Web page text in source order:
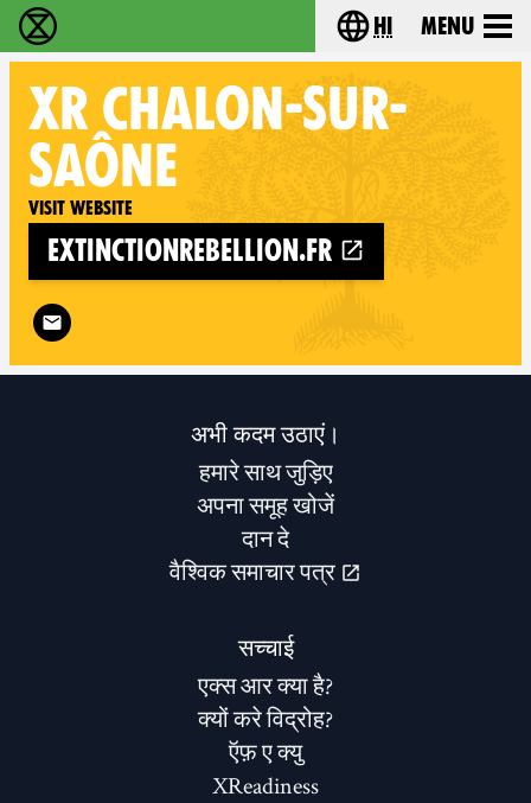
विलुप्ति विद्रोह - Home Choose your
hi Menu
XR CHALON-SUR-
SAÔNE
Visit website
extinctionrebellion.fr
Follow XR Chalon-sur-Saône on
अभी कदम उठाएं।
हमारे साथ जुड़िए
अपना समूह खोजें
दान दे
वैश्विक समाचार पत्र
सच्चाई
एक्स आर क्या है?
क्यों करे विद्रोह?
ऍफ़ ए क्यु
XReadiness